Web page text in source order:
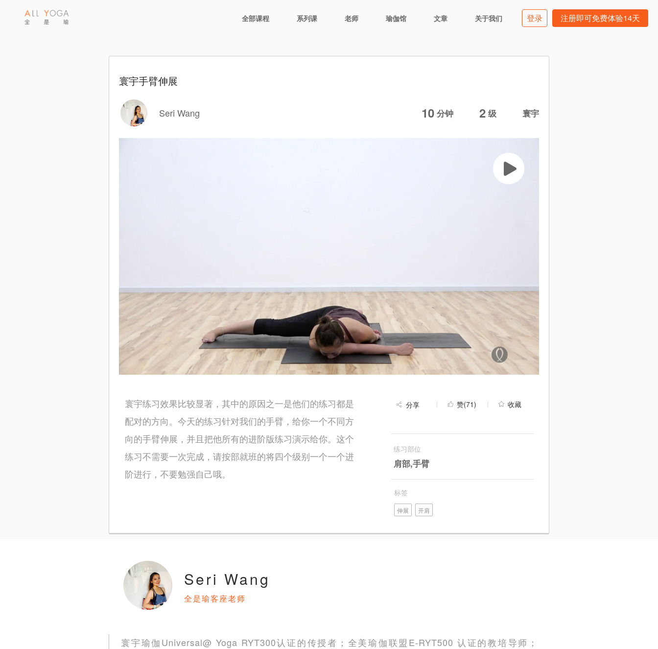
全部课程 系列课 老师 瑜伽馆 文章 关于我们 登录 注册即可免费体验14天
寰宇手臂伸展
Seri Wang 10 分钟 2 级 寰宇
寰宇练习效果比较显著，其中的原因之一是他们的练习都是
配对的方向。今天的练习针对我们的手臂，给你一个不同方
向的手臂伸展，并且把他所有的进阶版练习演示给你。这个
练习不需要一次完成，请按部就班的将四个级别一个一个进
阶进行，不要勉强自己哦。
分享 赞(71) 收藏
练习部位
肩部,手臂
标签
伸展 开肩
Seri Wang
全是瑜客座老师
寰宇瑜伽Universal@ Yoga RYT300认证的传授者；全美瑜伽联盟E-RYT500 认证的教培导师；